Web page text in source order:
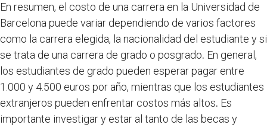
En resumen, el costo de una carrera en la Universidad de
Barcelona puede variar dependiendo de varios factores
como la carrera elegida, la nacionalidad del estudiante y si
se trata de una carrera de grado o posgrado. En general,
los estudiantes de grado pueden esperar pagar entre
1.000 y 4.500 euros por año, mientras que los estudiantes
extranjeros pueden enfrentar costos más altos. Es
importante investigar y estar al tanto de las becas y